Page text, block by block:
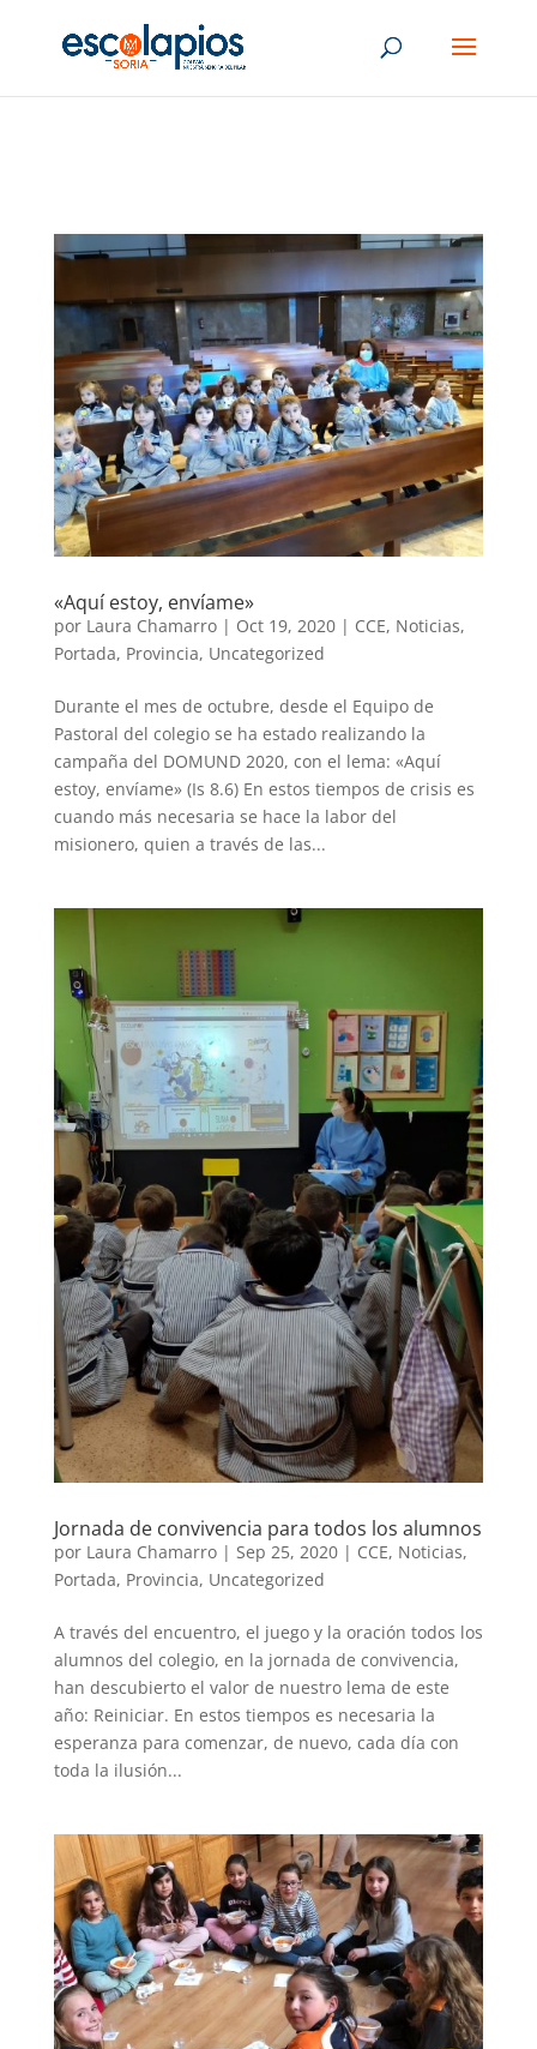
«Aquí estoy, envíame»
por Laura Chamarro| Oct 19, 2020| CCE, Noticias,
Portada, Provincia, Uncategorized
Durante el mes de octubre, desde el Equipo de
Pastoral del colegio se ha estado realizando la
campaña del DOMUND 2020, con el lema: «Aquí
estoy, envíame» (Is 8.6) En estos tiempos de crisis es
cuando más necesaria se hace la labor del
misionero, quien a través de las...
Jornada de convivencia para todos los alumnos
por Laura Chamarro| Sep 25, 2020| CCE, Noticias,
Portada, Provincia, Uncategorized
A través del encuentro, el juego y la oración todos los
alumnos del colegio, en la jornada de convivencia,
han descubierto el valor de nuestro lema de este
año: Reiniciar. En estos tiempos es necesaria la
esperanza para comenzar, de nuevo, cada día con
toda la ilusión...